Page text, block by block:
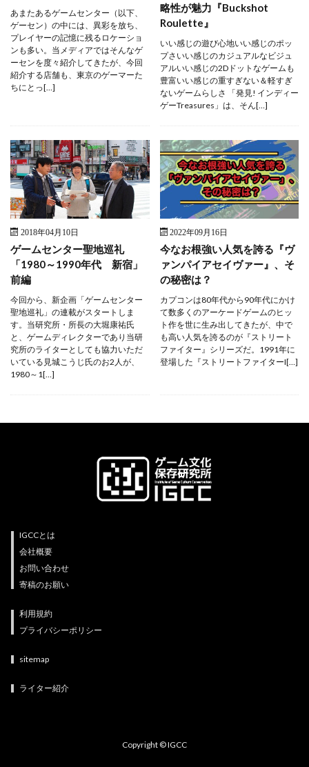
あまたあるゲームセンター（以下、
ゲーセン）の中には、異彩を放ち、
プレイヤーの記憶に残るロケーショ
ンも多い。当メディアではそんなゲ
ーセンを度々紹介してきたが、今回
紹介する店舗も、東京のゲーマーた
ちにとっ[…]
略性が魅力『Buckshot
Roulette』
いい感じの遊び心地いい感じのポッ
プさいい感じのカジュアルなビジュ
アルいい感じの2Dドットなゲームも
豊富いい感じの重すぎない＆軽すぎ
ないゲームらしさ 「発見! インディー
ゲーTreasures」は、そん[…]
2018年04月10日
ゲームセンター聖地巡礼
「1980～1990年代 新宿」
前編
今回から、新企画「ゲームセンター
聖地巡礼」の連載がスタートしま
す。当研究所・所長の大堀康祐氏
と、ゲームディレクターであり当研
究所のライターとしても協力いただ
いている見城こうじ氏のお2人が、
1980～1[…]
2022年09月16日
今なお根強い人気を誇る『ヴ
ァンパイアセイヴァー』、そ
の秘密は？
カプコンは80年代から90年代にかけ
て数多くのアーケードゲームのヒッ
ト作を世に生み出してきたが、中で
も高い人気を誇るのが『ストリート
ファイター』シリーズだ。1991年に
登場した『ストリートファイターI[…]
IGCCとは
会社概要
お問い合わせ
寄稿のお願い
利用規約
プライバシーポリシー
sitemap
ライター紹介
Copyright © IGCC